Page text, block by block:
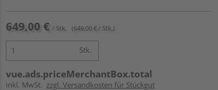
649,00 € / Stk. (649,00 € / Stk.)
Stk.
vue.ads.priceMerchantBox.total
inkl. MwSt. zzgl. Versandkosten für Stückgut